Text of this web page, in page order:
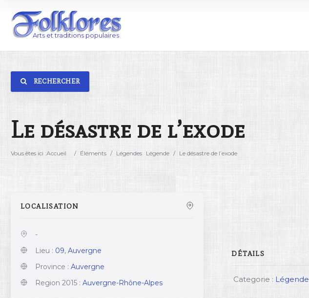
RECHERCHER
Le désastre de l’exode
Vous êtes ici :Accueil / Éléments / Légendes Légende / Le désastre de l’exode
LOCALISATION
-
Lieu : 09, Auvergne
Province : Auvergne
Region 2015 : Auvergne-Rhône-Alpes
DÉTAILS
Categorie : Légende